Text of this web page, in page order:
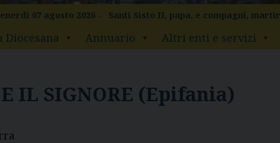
07 agosto 2026 - Santi Sisto II, papa, e compagni,
Diocesana Annuario Altri enti e servizi
IL SIGNORE (Epifania)